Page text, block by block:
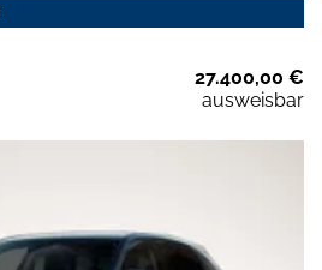
27.400,00 €
ausweisbar